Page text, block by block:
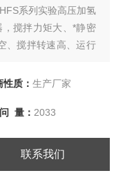
系列实验高压加氢
搅拌力矩大、*静密
、搅拌转速高、运行
漏的各种搅拌反应
性质： 生产厂家
量： 2033
联系我们